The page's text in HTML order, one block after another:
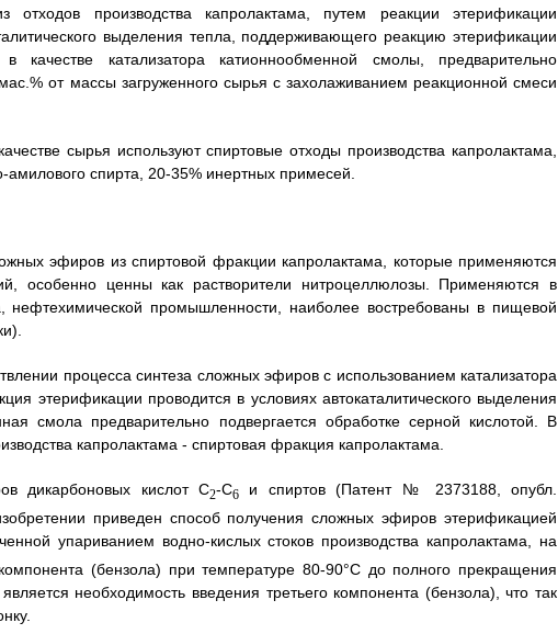
производства капролактама, путем реакции этерификации
выделения тепла, поддерживающего реакцию этерификации
катализатора катионнообменной смолы, предварительно
от массы загруженного сырья с захолаживанием реакционной смеси
сырья используют спиртовые отходы производства капролактама,
спирта, 20-35% инертных примесей.
эфиров из спиртовой фракции капролактама, которые применяются
особенно ценны как растворители нитроцеллюлозы. Применяются в
нефтехимической промышленности, наиболее востребованы в пищевой
процесса синтеза сложных эфиров с использованием катализатора
этерификации проводится в условиях автокаталитического выделения
смола предварительно подвергается обработке серной кислотой. В
капролактама - спиртовая фракция капролактама.
дикарбоновых кислот С2-С6и спиртов (Патент № 2373188, опубл.
приведен способ получения сложных эфиров этерификацией
упариванием водно-кислых стоков производства капролактама, на
компонента (бензола) при температуре 80-90°С до полного прекращения
необходимость введения третьего компонента (бензола), что так